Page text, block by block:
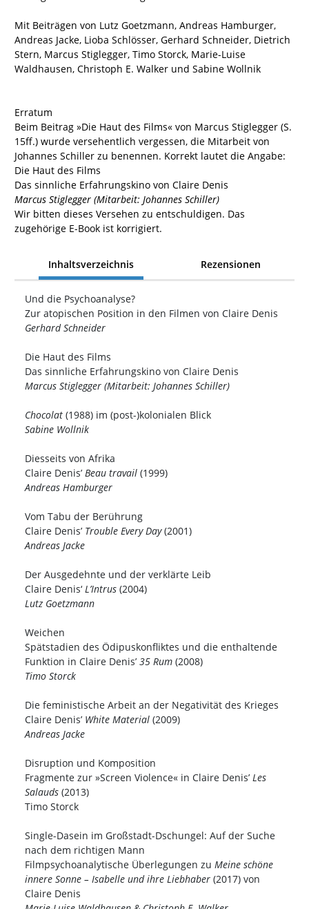
Mit Beiträgen von Lutz Goetzmann, Andreas Hamburger,
Andreas Jacke, Lioba Schlösser, Gerhard Schneider, Dietrich
Stern, Marcus Stiglegger, Timo Storck, Marie-Luise
Waldhausen, Christoph E. Walker und Sabine Wollnik
Erratum
Beim Beitrag »Die Haut des Films« von Marcus Stiglegger (S.
15ff.) wurde versehentlich vergessen, die Mitarbeit von
Johannes Schiller zu benennen. Korrekt lautet die Angabe:
Die Haut des Films
Das sinnliche Erfahrungskino von Claire Denis
Marcus Stiglegger (Mitarbeit: Johannes Schiller)
Wir bitten dieses Versehen zu entschuldigen. Das
zugehörige E-Book ist korrigiert.
Inhaltsverzeichnis Rezensionen
Und die Psychoanalyse?
Zur atopischen Position in den Filmen von Claire Denis
Gerhard Schneider
Die Haut des Films
Das sinnliche Erfahrungskino von Claire Denis
Marcus Stiglegger (Mitarbeit: Johannes Schiller)
Chocolat (1988) im (post-)kolonialen Blick
Sabine Wollnik
Diesseits von Afrika
Claire Denis’ Beau travail (1999)
Andreas Hamburger
Vom Tabu der Berührung
Claire Denis’ Trouble Every Day(2001)
Andreas Jacke
Der Ausgedehnte und der verklärte Leib
Claire Denis‘ L’Intrus (2004)
Lutz Goetzmann
Weichen
Spätstadien des Ödipuskonfliktes und die enthaltende
Funktion in Claire Denis’ 35 Rum (2008)
Timo Storck
Die feministische Arbeit an der Negativität des Krieges
Claire Denis’ White Material (2009)
Andreas Jacke
Disruption und Komposition
Fragmente zur »Screen Violence« in Claire Denis’ Les
Salauds (2013)
Timo Storck
Single-Dasein im Großstadt-Dschungel: Auf der Suche
nach dem richtigen Mann
Filmpsychoanalytische Überlegungen zu Meine schöne
innere Sonne – Isabelle und ihre Liebhaber (2017) von
Claire Denis